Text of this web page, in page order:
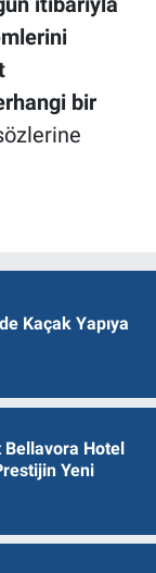
bir
Kaçak Yapıya
Bellavora Hotel
Yeni